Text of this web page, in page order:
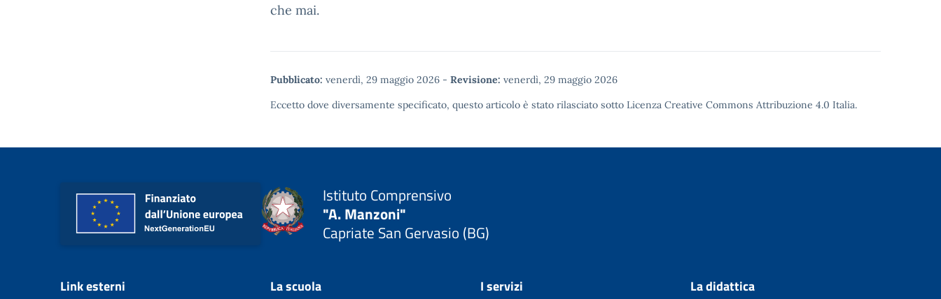
che mai.
Pubblicato: venerdì, 29 maggio 2026 - Revisione: venerdì, 29 maggio 2026
Eccetto dove diversamente specificato, questo articolo è stato rilasciato sotto Licenza Creative Commons Attribuzione 4.0 Italia.
Istituto Comprensivo
"A. Manzoni"
Capriate San Gervasio (BG)
Link esterni La scuola I servizi La didattica